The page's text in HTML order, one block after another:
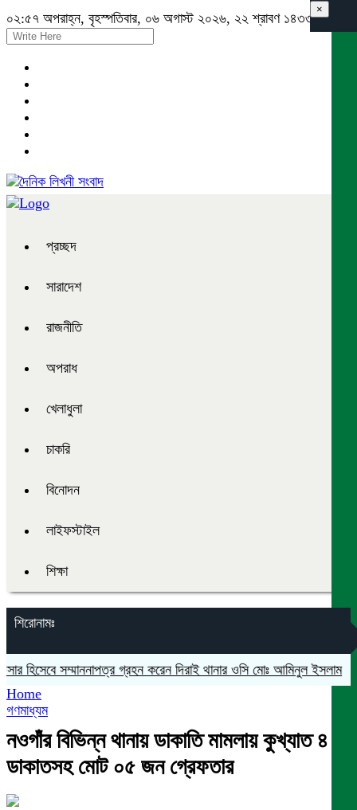
০২:৫৭ অপরাহ্ন, বৃহস্পতিবার, ০৬ অগাস্ট ২০২৬, ২২ শ্রাবণ ১৪৩৩ বঙ্গাব্দ
প্রচ্ছদ
সারাদেশ
রাজনীতি
অপরাধ
খেলাধুলা
চাকরি
বিনোদন
লাইফস্টাইল
শিক্ষা
শিরোনামঃ
সম্মাননাপত্র গ্রহন করেন দিরাই থানার ওসি মোঃ আমিনুল ইসলাম মদনে
×
Home
গণমাধ্যম
নওগাঁর বিভিন্ন থানায় ডাকাতি মামলায় কুখ্যাত ৪
ডাকাতসহ মোট ০৫ জন গ্রেফতার